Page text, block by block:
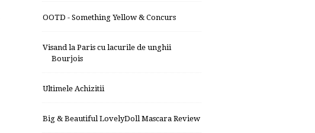
OOTD - Something Yellow & Concurs
Visand la Paris cu lacurile de unghii
Bourjois
Ultimele Achizitii
Big & Beautiful LovelyDoll Mascara Review